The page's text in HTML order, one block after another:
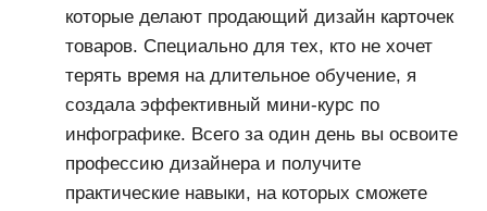
которые делают продающий дизайн карточек
товаров. Специально для тех, кто не хочет
терять время на длительное обучение, я
создала эффективный мини-курс по
инфографике. Всего за один день вы освоите
профессию дизайнера и получите
практические навыки, на которых сможете